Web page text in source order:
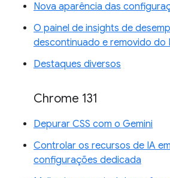
Nova aparência das
O painel de insights de
descontinuado e removido do
Destaques diversos
Chrome 131
Depurar CSS com o Gemini
Controlar os recursos de IA
configurações dedicada